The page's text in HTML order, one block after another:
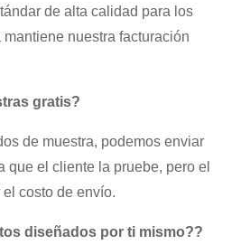
de alta calidad para los
nuestra facturación
gratis?
de muestra, podemos enviar
que el cliente la pruebe, pero el
costo de envío.
diseñados por ti mismo??